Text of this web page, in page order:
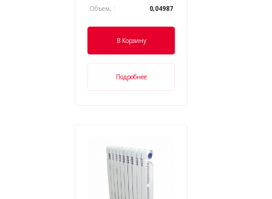
Объем, :
0,04987
В Корзину
Подробнее